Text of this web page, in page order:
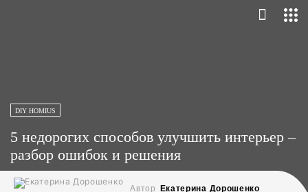
DIY HOMIUS
5 недорогих способов улучшить интерьер –
разбор ошибок и решения
Автор Екатерина Дорошенко